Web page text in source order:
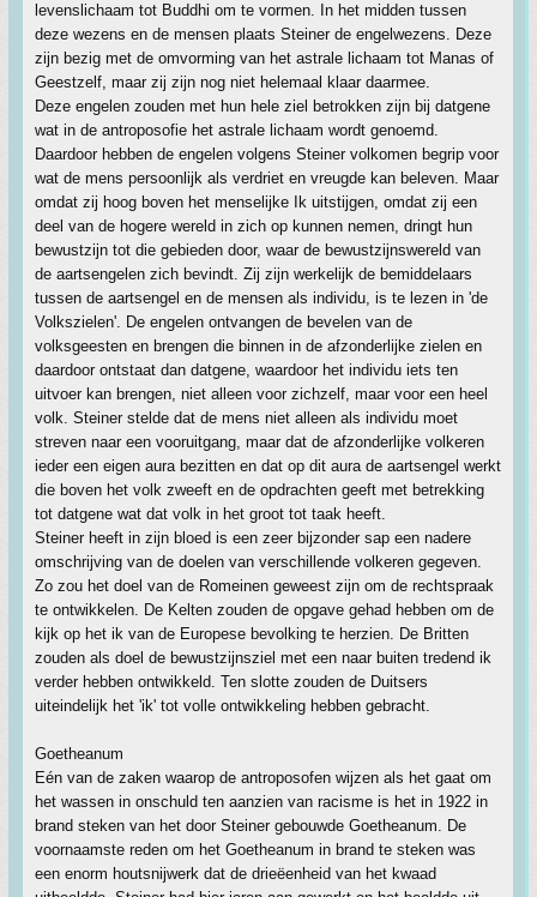
levenslichaam tot Buddhi om te vormen. In het midden tussen
deze wezens en de mensen plaats Steiner de engelwezens. Deze
zijn bezig met de omvorming van het astrale lichaam tot Manas of
Geestzelf, maar zij zijn nog niet helemaal klaar daarmee.
Deze engelen zouden met hun hele ziel betrokken zijn bij datgene
wat in de antroposofie het astrale lichaam wordt genoemd.
Daardoor hebben de engelen volgens Steiner volkomen begrip voor
wat de mens persoonlijk als verdriet en vreugde kan beleven. Maar
omdat zij hoog boven het menselijke Ik uitstijgen, omdat zij een
deel van de hogere wereld in zich op kunnen nemen, dringt hun
bewustzijn tot die gebieden door, waar de bewustzijnswereld van
de aartsengelen zich bevindt. Zij zijn werkelijk de bemiddelaars
tussen de aartsengel en de mensen als individu, is te lezen in 'de
Volkszielen'. De engelen ontvangen de bevelen van de
volksgeesten en brengen die binnen in de afzonderlijke zielen en
daardoor ontstaat dan datgene, waardoor het individu iets ten
uitvoer kan brengen, niet alleen voor zichzelf, maar voor een heel
volk. Steiner stelde dat de mens niet alleen als individu moet
streven naar een vooruitgang, maar dat de afzonderlijke volkeren
ieder een eigen aura bezitten en dat op dit aura de aartsengel werkt
die boven het volk zweeft en de opdrachten geeft met betrekking
tot datgene wat dat volk in het groot tot taak heeft.
Steiner heeft in zijn bloed is een zeer bijzonder sap een nadere
omschrijving van de doelen van verschillende volkeren gegeven.
Zo zou het doel van de Romeinen geweest zijn om de rechtspraak
te ontwikkelen. De Kelten zouden de opgave gehad hebben om de
kijk op het ik van de Europese bevolking te herzien. De Britten
zouden als doel de bewustzijnsziel met een naar buiten tredend ik
verder hebben ontwikkeld. Ten slotte zouden de Duitsers
uiteindelijk het 'ik' tot volle ontwikkeling hebben gebracht.
Goetheanum
Eén van de zaken waarop de antroposofen wijzen als het gaat om
het wassen in onschuld ten aanzien van racisme is het in 1922 in
brand steken van het door Steiner gebouwde Goetheanum. De
voornaamste reden om het Goetheanum in brand te steken was
een enorm houtsnijwerk dat de drieëenheid van het kwaad